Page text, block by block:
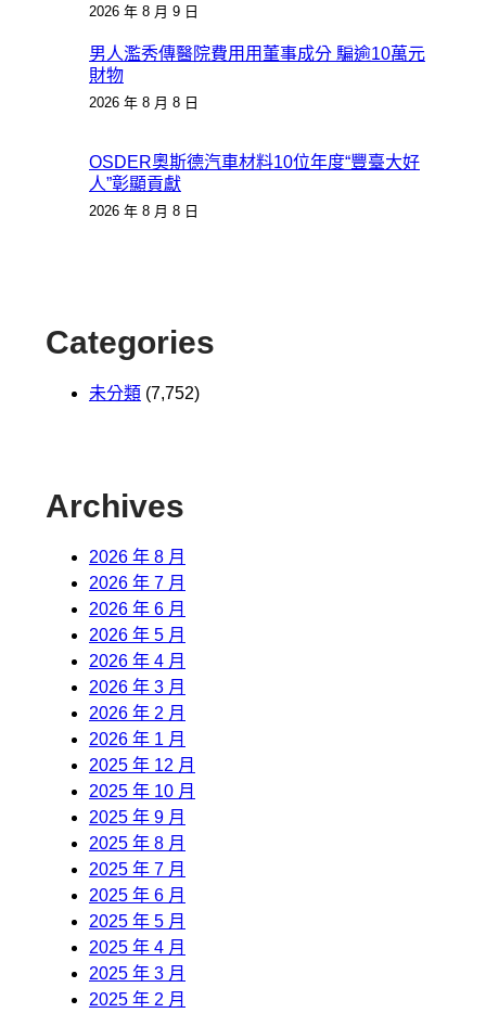
2026 年 8 月 9 日
男人濫秀傳醫院費用用董事成分 騙逾10萬元
財物
2026 年 8 月 8 日
OSDER奧斯德汽車材料10位年度“豐臺大好
人”彰顯貢獻
2026 年 8 月 8 日
Categories
未分類 (7,752)
Archives
2026 年 8 月
2026 年 7 月
2026 年 6 月
2026 年 5 月
2026 年 4 月
2026 年 3 月
2026 年 2 月
2026 年 1 月
2025 年 12 月
2025 年 10 月
2025 年 9 月
2025 年 8 月
2025 年 7 月
2025 年 6 月
2025 年 5 月
2025 年 4 月
2025 年 3 月
2025 年 2 月